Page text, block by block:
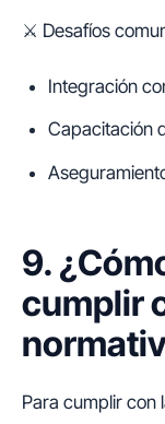
⚔️ Desafíos
Integración
Capacitación
9.
cumplir
Para cumplir con